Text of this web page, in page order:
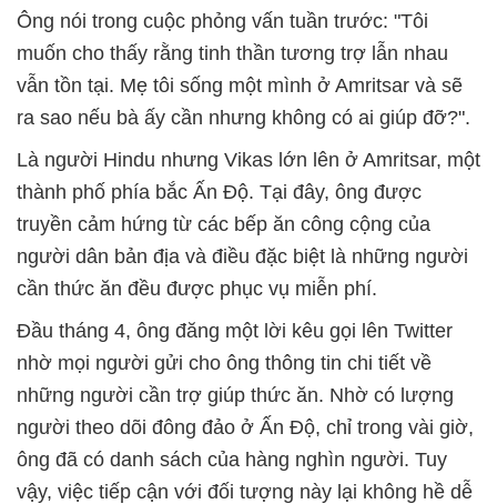
Ông nói trong cuộc phỏng vấn tuần trước: "Tôi
muốn cho thấy rằng tinh thần tương trợ lẫn nhau
vẫn tồn tại. Mẹ tôi sống một mình ở Amritsar và sẽ
ra sao nếu bà ấy cần nhưng không có ai giúp đỡ?".
Là người Hindu nhưng Vikas lớn lên ở Amritsar, một
thành phố phía bắc Ấn Độ. Tại đây, ông được
truyền cảm hứng từ các bếp ăn công cộng của
người dân bản địa và điều đặc biệt là những người
cần thức ăn đều được phục vụ miễn phí.
Đầu tháng 4, ông đăng một lời kêu gọi lên Twitter
nhờ mọi người gửi cho ông thông tin chi tiết về
những người cần trợ giúp thức ăn. Nhờ có lượng
người theo dõi đông đảo ở Ấn Độ, chỉ trong vài giờ,
ông đã có danh sách của hàng nghìn người. Tuy
vậy, việc tiếp cận với đối tượng này lại không hề dễ